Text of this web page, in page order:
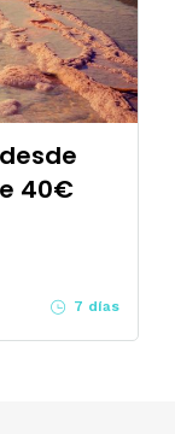
40€
7 días